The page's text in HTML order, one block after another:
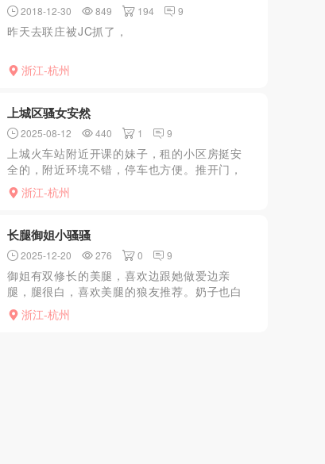
2018-12-30 849 194 9
昨天去联庄被JC抓了，
浙江-杭州
上城区骚女安然
2025-08-12 440 1 9
上城火车站附近开课的妹子，租的小区房挺安
全的，附近环境不错，停车也方便。推开门，
穿着是漏非漏的小裙，如果穿别的岂不更妙
哉，想到就忍不住流口水，都来感觉。胸白嫩
浙江-杭州
长腿御姐小骚骚
2025-12-20 276 0 9
御姐有双修长的美腿，喜欢边跟她做爱边亲
腿，腿很白，喜欢美腿的狼友推荐。奶子也白
白软软的很美，两个黑美人葡萄很诱惑。美女
会先给做一遍服务，前后胸推，果冻毒龙，吹
浙江-杭州